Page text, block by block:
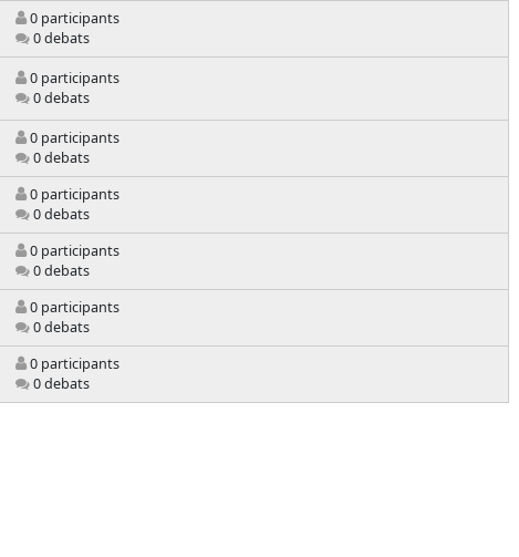
0 participants
0 debats
0 participants
0 debats
0 participants
0 debats
0 participants
0 debats
0 participants
0 debats
0 participants
0 debats
0 participants
0 debats